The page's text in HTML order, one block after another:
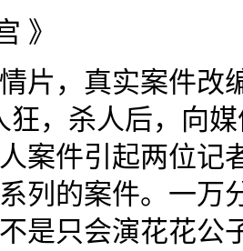
》
片，真实案件改
狂，杀人后，向
案件引起两位记
列的案件。一万
是只会演花花公